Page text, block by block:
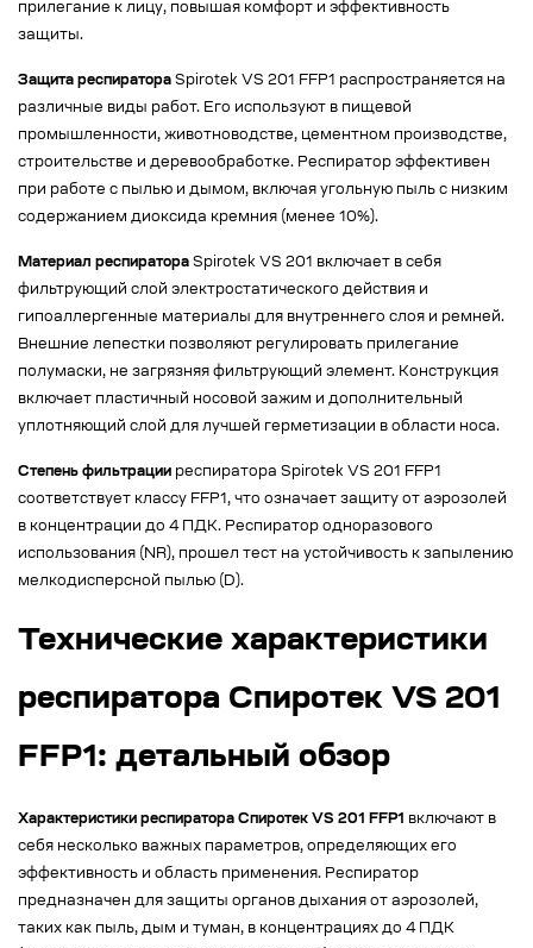
прилегание к лицу, повышая комфорт и эффективность
защиты.
Защита респиратора Spirotek VS 201 FFP1 распространяется на
различные виды работ. Его используют в пищевой
промышленности, животноводстве, цементном производстве,
строительстве и деревообработке. Респиратор эффективен
при работе с пылью и дымом, включая угольную пыль с низким
содержанием диоксида кремния (менее 10%).
Материал респиратора Spirotek VS 201 включает в себя
фильтрующий слой электростатического действия и
гипоаллергенные материалы для внутреннего слоя и ремней.
Внешние лепестки позволяют регулировать прилегание
полумаски, не загрязняя фильтрующий элемент. Конструкция
включает пластичный носовой зажим и дополнительный
уплотняющий слой для лучшей герметизации в области носа.
Степень фильтрации респиратора Spirotek VS 201 FFP1
соответствует классу FFP1, что означает защиту от аэрозолей
в концентрации до 4 ПДК. Респиратор одноразового
использования (NR), прошел тест на устойчивость к запылению
мелкодисперсной пылью (D).
Технические характеристики
респиратора Спиротек VS 201
FFP1: детальный обзор
Характеристики респиратора Спиротек VS 201 FFP1 включают в
себя несколько важных параметров, определяющих его
эффективность и область применения. Респиратор
предназначен для защиты органов дыхания от аэрозолей,
таких как пыль, дым и туман, в концентрациях до 4 ПДК